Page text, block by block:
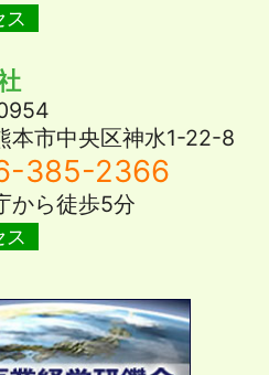
ス
本市中央区神水1-22-8
385-2366
から徒歩5分
ス